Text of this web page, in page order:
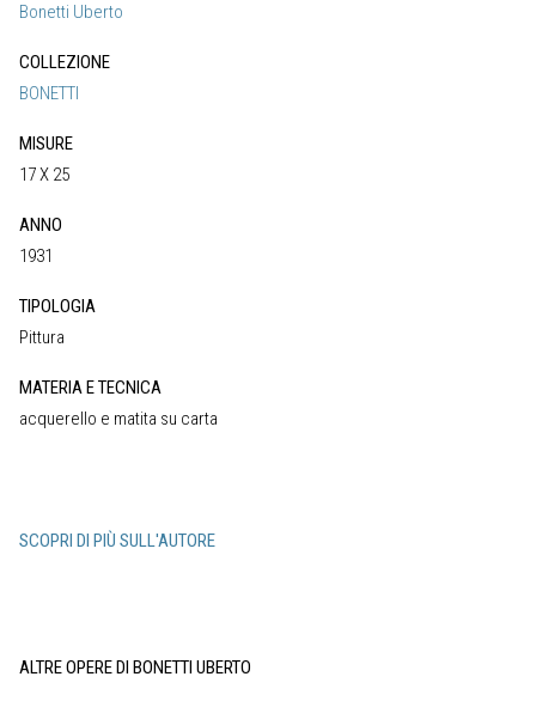
Bonetti Uberto
COLLEZIONE
BONETTI
MISURE
17 X 25
ANNO
1931
TIPOLOGIA
Pittura
MATERIA E TECNICA
acquerello e matita su carta
SCOPRI DI PIÙ SULL'AUTORE
ALTRE OPERE DI BONETTI UBERTO